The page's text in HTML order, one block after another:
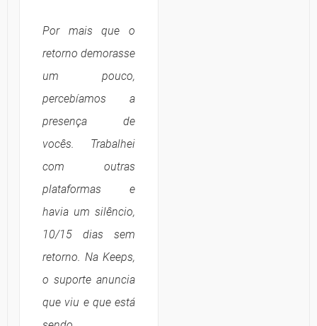
Por mais que o
retorno demorasse
um pouco,
percebíamos a
presença de
vocês. Trabalhei
com outras
plataformas e
havia um silêncio,
10/15 dias sem
retorno. Na Keeps,
o suporte anuncia
que viu e que está